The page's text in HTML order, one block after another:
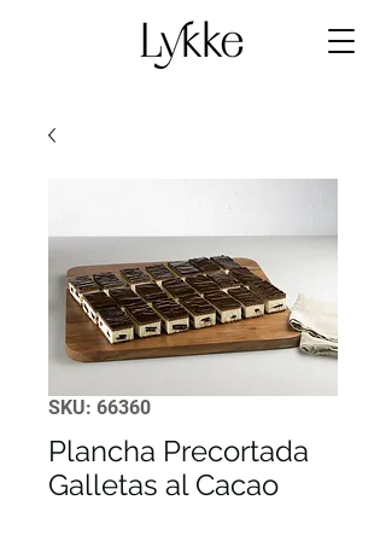
SKU: 66360
Plancha Precortada
Galletas al Cacao